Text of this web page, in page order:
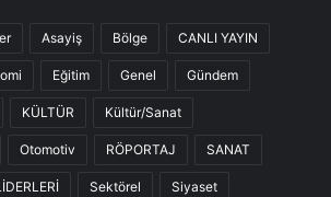
Asayiş Bölge CANLI YAYIN
Eğitim Genel Gündem
KÜLTÜR Kültür/Sanat
Otomotiv RÖPORTAJ SANAT
Sektörel Siyaset